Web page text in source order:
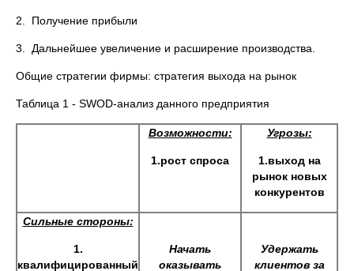
2. Получение прибыли
3. Дальнейшее увеличение и расширение производства.
Общие стратегии фирмы: стратегия выхода на рынок
Таблица 1 - SWOD-анализ данного предприятия
Возможности:
1.рост спроса
Угрозы:
1.выход на
рынок новых
конкурентов
Сильные стороны:
1.
квалифицированный
Начать
оказывать
Удержать
клиентов за